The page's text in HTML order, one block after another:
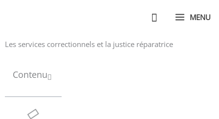
MENU
Les services correctionnels et la justice réparatrice
Contenu